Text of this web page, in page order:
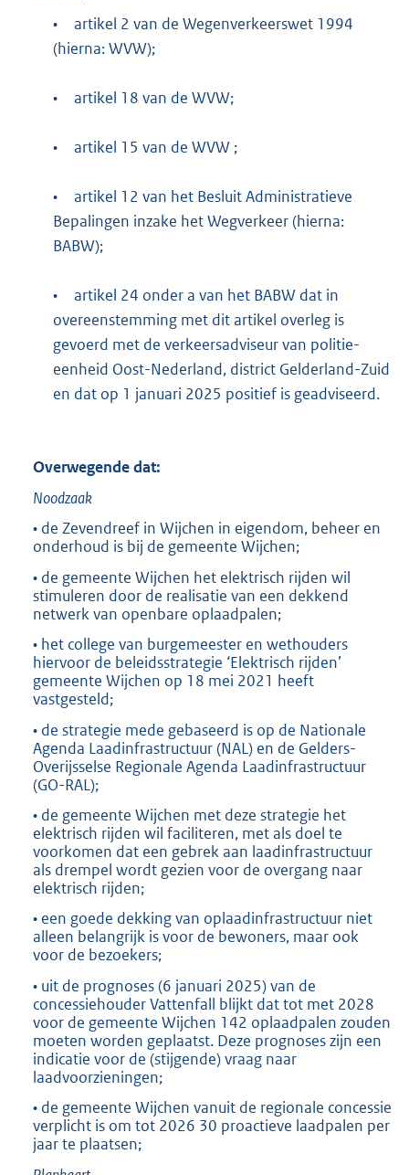
•
artikel 2 van de Wegenverkeerswet 1994
(hierna: WVW);
• artikel 18 van de WVW;
• artikel 15 van de WVW ;
•
artikel 12 van het Besluit Administratieve
Bepalingen inzake het Wegverkeer (hierna:
BABW);
•
artikel 24 onder a van het BABW dat in
overeenstemming met dit artikel overleg is
gevoerd met de verkeersadviseur van politie-
eenheid Oost-Nederland, district Gelderland-Zuid
en dat op 1 januari 2025 positief is geadviseerd.
Overwegende dat:
Noodzaak
• de Zevendreef in Wijchen in eigendom, beheer en
onderhoud is bij de gemeente Wijchen;
• de gemeente Wijchen het elektrisch rijden wil
stimuleren door de realisatie van een dekkend
netwerk van openbare oplaadpalen;
• het college van burgemeester en wethouders
hiervoor de beleidsstrategie ‘Elektrisch rijden’
gemeente Wijchen op 18 mei 2021 heeft
vastgesteld;
• de strategie mede gebaseerd is op de Nationale
Agenda Laadinfrastructuur (NAL) en de Gelders-
Overijsselse Regionale Agenda Laadinfrastructuur
(GO-RAL);
• de gemeente Wijchen met deze strategie het
elektrisch rijden wil faciliteren, met als doel te
voorkomen dat een gebrek aan laadinfrastructuur
als drempel wordt gezien voor de overgang naar
elektrisch rijden;
• een goede dekking van oplaadinfrastructuur niet
alleen belangrijk is voor de bewoners, maar ook
voor de bezoekers;
• uit de prognoses (6 januari 2025) van de
concessiehouder Vattenfall blijkt dat tot met 2028
voor de gemeente Wijchen 142 oplaadpalen zouden
moeten worden geplaatst. Deze prognoses zijn een
indicatie voor de (stijgende) vraag naar
laadvoorzieningen;
• de gemeente Wijchen vanuit de regionale concessie
verplicht is om tot 2026 30 proactieve laadpalen per
jaar te plaatsen;